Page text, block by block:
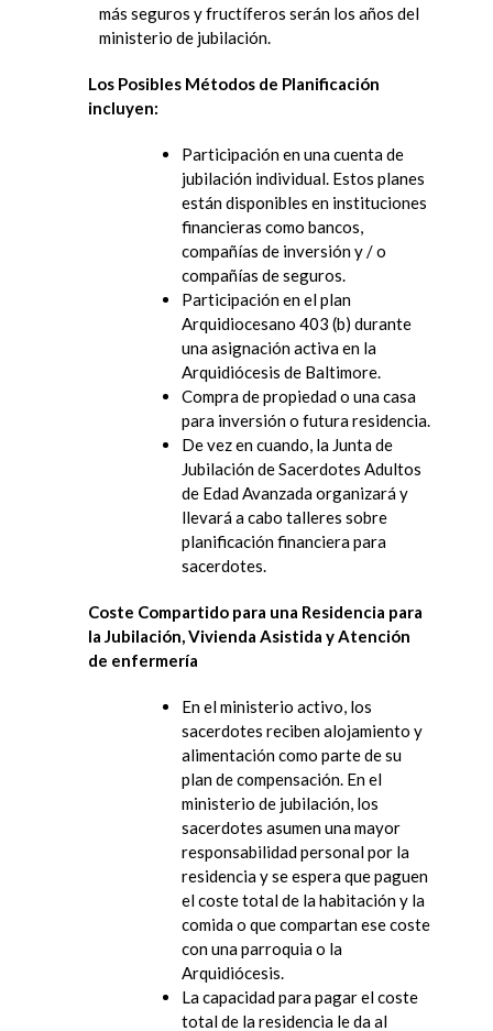
más seguros y fructíferos serán los años del
ministerio de jubilación.
Los Posibles Métodos de Planificación
incluyen:
Participación en una cuenta de
jubilación individual. Estos planes
están disponibles en instituciones
financieras como bancos,
compañías de inversión y / o
compañías de seguros.
Participación en el plan
Arquidiocesano 403 (b) durante
una asignación activa en la
Arquidiócesis de Baltimore.
Compra de propiedad o una casa
para inversión o futura residencia.
De vez en cuando, la Junta de
Jubilación de Sacerdotes Adultos
de Edad Avanzada organizará y
llevará a cabo talleres sobre
planificación financiera para
sacerdotes.
Coste Compartido para una Residencia para
la Jubilación, Vivienda Asistida y Atención
de enfermería
En el ministerio activo, los
sacerdotes reciben alojamiento y
alimentación como parte de su
plan de compensación. En el
ministerio de jubilación, los
sacerdotes asumen una mayor
responsabilidad personal por la
residencia y se espera que paguen
el coste total de la habitación y la
comida o que compartan ese coste
con una parroquia o la
Arquidiócesis.
La capacidad para pagar el coste
total de la residencia le da al